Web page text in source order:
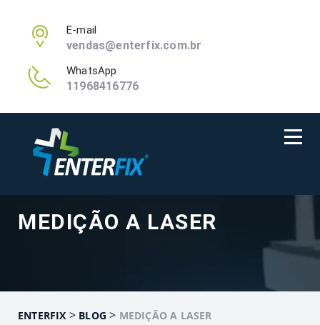
E-mail
vendas@enterfix.com.br
WhatsApp
11968416776
MEDIÇÃO A LASER
ENTERFIX > BLOG > MEDIÇÃO A LASER